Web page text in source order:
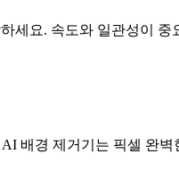
세요. 속도와 일관성이
배경 제거기는 픽셀 완